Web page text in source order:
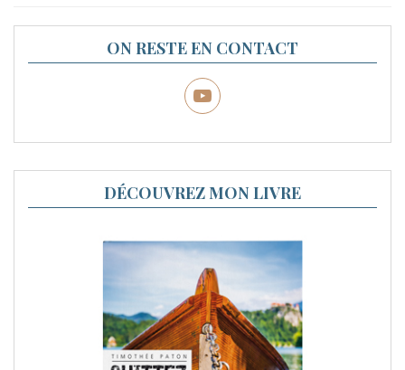
ON RESTE EN CONTACT
DÉCOUVREZ MON LIVRE